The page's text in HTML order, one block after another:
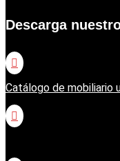
Descarga

Catálogo de mobiliario
